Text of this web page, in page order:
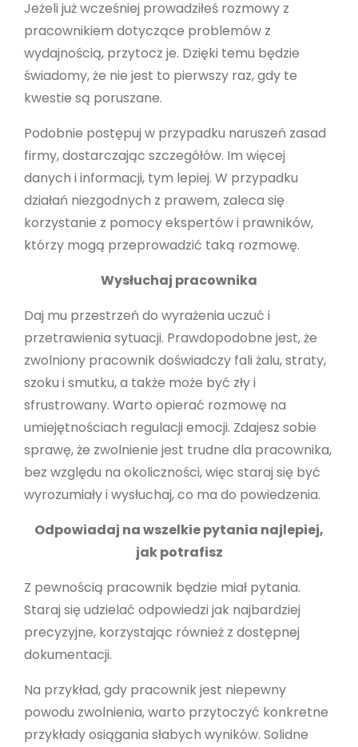
Jeżeli już wcześniej prowadziłeś rozmowy z
pracownikiem dotyczące problemów z
wydajnością, przytocz je. Dzięki temu będzie
świadomy, że nie jest to pierwszy raz, gdy te
kwestie są poruszane.
Podobnie postępuj w przypadku naruszeń zasad
firmy, dostarczając szczegółów. Im więcej
danych i informacji, tym lepiej. W przypadku
działań niezgodnych z prawem, zaleca się
korzystanie z pomocy ekspertów i prawników,
którzy mogą przeprowadzić taką rozmowę.
Wysłuchaj pracownika
Daj mu przestrzeń do wyrażenia uczuć i
przetrawienia sytuacji. Prawdopodobne jest, że
zwolniony pracownik doświadczy fali żalu, straty,
szoku i smutku, a także może być zły i
sfrustrowany. Warto opierać rozmowę na
umiejętnościach regulacji emocji. Zdajesz sobie
sprawę, że zwolnienie jest trudne dla pracownika,
bez względu na okoliczności, więc staraj się być
wyrozumiały i wysłuchaj, co ma do powiedzenia.
Odpowiadaj na wszelkie pytania najlepiej,
jak potrafisz
Z pewnością pracownik będzie miał pytania.
Staraj się udzielać odpowiedzi jak najbardziej
precyzyjne, korzystając również z dostępnej
dokumentacji.
Na przykład, gdy pracownik jest niepewny
powodu zwolnienia, warto przytoczyć konkretne
przykłady osiągania słabych wyników. Solidne